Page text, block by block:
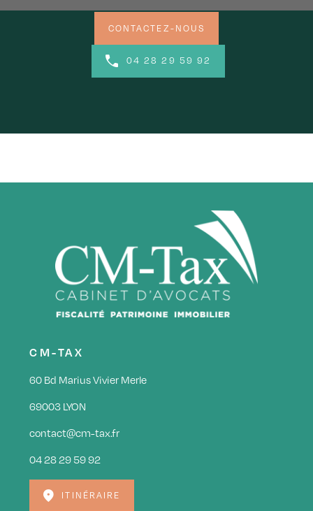
CONTACTEZ-NOUS
04 28 29 59 92
CM-TAX
60 Bd Marius Vivier Merle
69003 LYON
contact@cm-tax.fr
04 28 29 59 92
ITINÉRAIRE